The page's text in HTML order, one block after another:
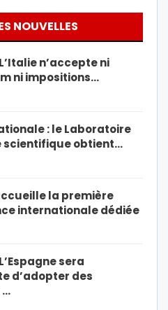
NOUVELLES
n’accepte ni
ni impositions…
: le Laboratoire
scientifique obtient…
la première
internationale dédiée
sera
d’adopter des
…